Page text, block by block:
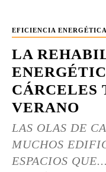
EFICIENCIA ENERGÉTICA
LA
CÁRCELES
VERANO
LAS OLAS DE
MUCHOS
ESPACIOS QUE...